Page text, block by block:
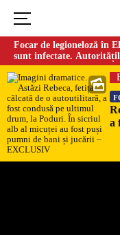
Focar de legioneloză în
sunt infectate.
a